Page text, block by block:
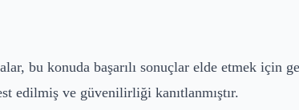
bu konuda başarılı sonuçlar elde etmek
edilmiş ve güvenilirliği kanıtlanmıştır.